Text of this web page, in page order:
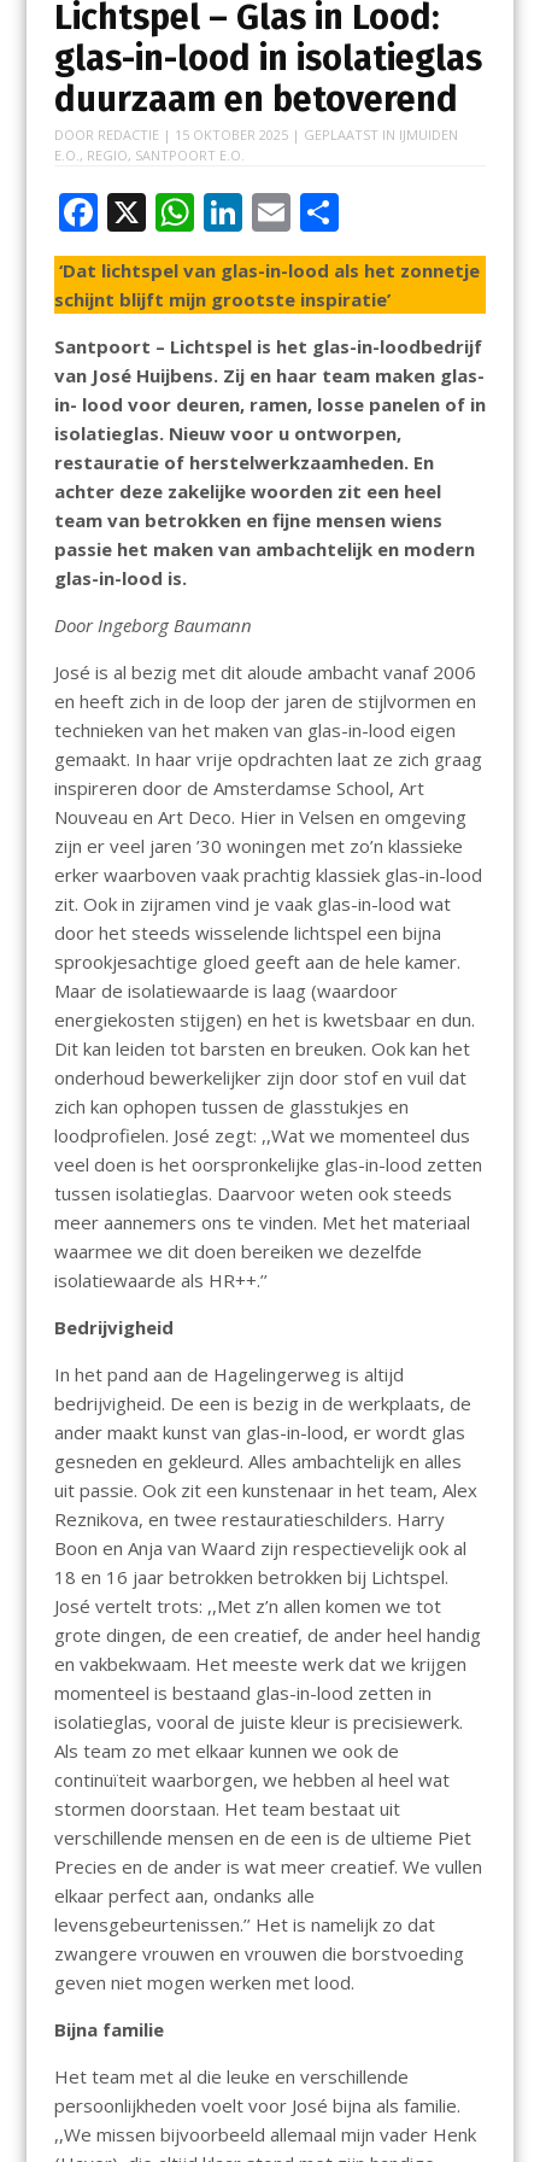
Lichtspel – Glas in Lood:
glas-in-lood in isolatieglas
duurzaam en betoverend
DOOR REDACTIE | 15 OKTOBER 2025| GEPLAATST IN IJMUIDEN
E.O. , REGIO, SANTPOORT E.O.
F
ac
e
b
o
o
k
X W
h
at
s
A
p
p
Li
n
k
e
dI
n
E
m
ai
l
D
el
e
n
‘Dat lichtspel van glas-in-lood als het zonnetje
schijnt blijft mijn grootste inspiratie’
Santpoort – Lichtspel is het glas-in-loodbedrijf
van José Huijbens. Zij en haar team maken glas-
in- lood voor deuren, ramen, losse panelen of in
isolatieglas. Nieuw voor u ontworpen,
restauratie of herstelwerkzaamheden. En
achter deze zakelijke woorden zit een heel
team van betrokken en fijne mensen wiens
passie het maken van ambachtelijk en modern
glas-in-lood is.
Door Ingeborg Baumann
José is al bezig met dit aloude ambacht vanaf 2006
en heeft zich in de loop der jaren de stijlvormen en
technieken van het maken van glas-in-lood eigen
gemaakt. In haar vrije opdrachten laat ze zich graag
inspireren door de Amsterdamse School, Art
Nouveau en Art Deco. Hier in Velsen en omgeving
zijn er veel jaren ’30 woningen met zo’n klassieke
erker waarboven vaak prachtig klassiek glas-in-lood
zit. Ook in zijramen vind je vaak glas-in-lood wat
door het steeds wisselende lichtspel een bijna
sprookjesachtige gloed geeft aan de hele kamer.
Maar de isolatiewaarde is laag (waardoor
energiekosten stijgen) en het is kwetsbaar en dun.
Dit kan leiden tot barsten en breuken. Ook kan het
onderhoud bewerkelijker zijn door stof en vuil dat
zich kan ophopen tussen de glasstukjes en
loodprofielen. José zegt: ,,Wat we momenteel dus
veel doen is het oorspronkelijke glas-in-lood zetten
tussen isolatieglas. Daarvoor weten ook steeds
meer aannemers ons te vinden. Met het materiaal
waarmee we dit doen bereiken we dezelfde
isolatiewaarde als HR++.’’
Bedrijvigheid
In het pand aan de Hagelingerweg is altijd
bedrijvigheid. De een is bezig in de werkplaats, de
ander maakt kunst van glas-in-lood, er wordt glas
gesneden en gekleurd. Alles ambachtelijk en alles
uit passie. Ook zit een kunstenaar in het team, Alex
Reznikova, en twee restauratieschilders. Harry
Boon en Anja van Waard zijn respectievelijk ook al
18 en 16 jaar betrokken betrokken bij Lichtspel.
José vertelt trots: ,,Met z’n allen komen we tot
grote dingen, de een creatief, de ander heel handig
en vakbekwaam. Het meeste werk dat we krijgen
momenteel is bestaand glas-in-lood zetten in
isolatieglas, vooral de juiste kleur is precisiewerk.
Als team zo met elkaar kunnen we ook de
continuïteit waarborgen, we hebben al heel wat
stormen doorstaan. Het team bestaat uit
verschillende mensen en de een is de ultieme Piet
Precies en de ander is wat meer creatief. We vullen
elkaar perfect aan, ondanks alle
levensgebeurtenissen.’’ Het is namelijk zo dat
zwangere vrouwen en vrouwen die borstvoeding
geven niet mogen werken met lood.
Bijna familie
Het team met al die leuke en verschillende
persoonlijkheden voelt voor José bijna als familie.
,,We missen bijvoorbeeld allemaal mijn vader Henk